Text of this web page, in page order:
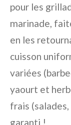
pour les
marinade,
en les
cuisson
variées
yaourt et
frais
garanti !